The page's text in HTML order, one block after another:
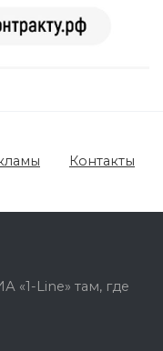
Контакты
«1-Line» там, где